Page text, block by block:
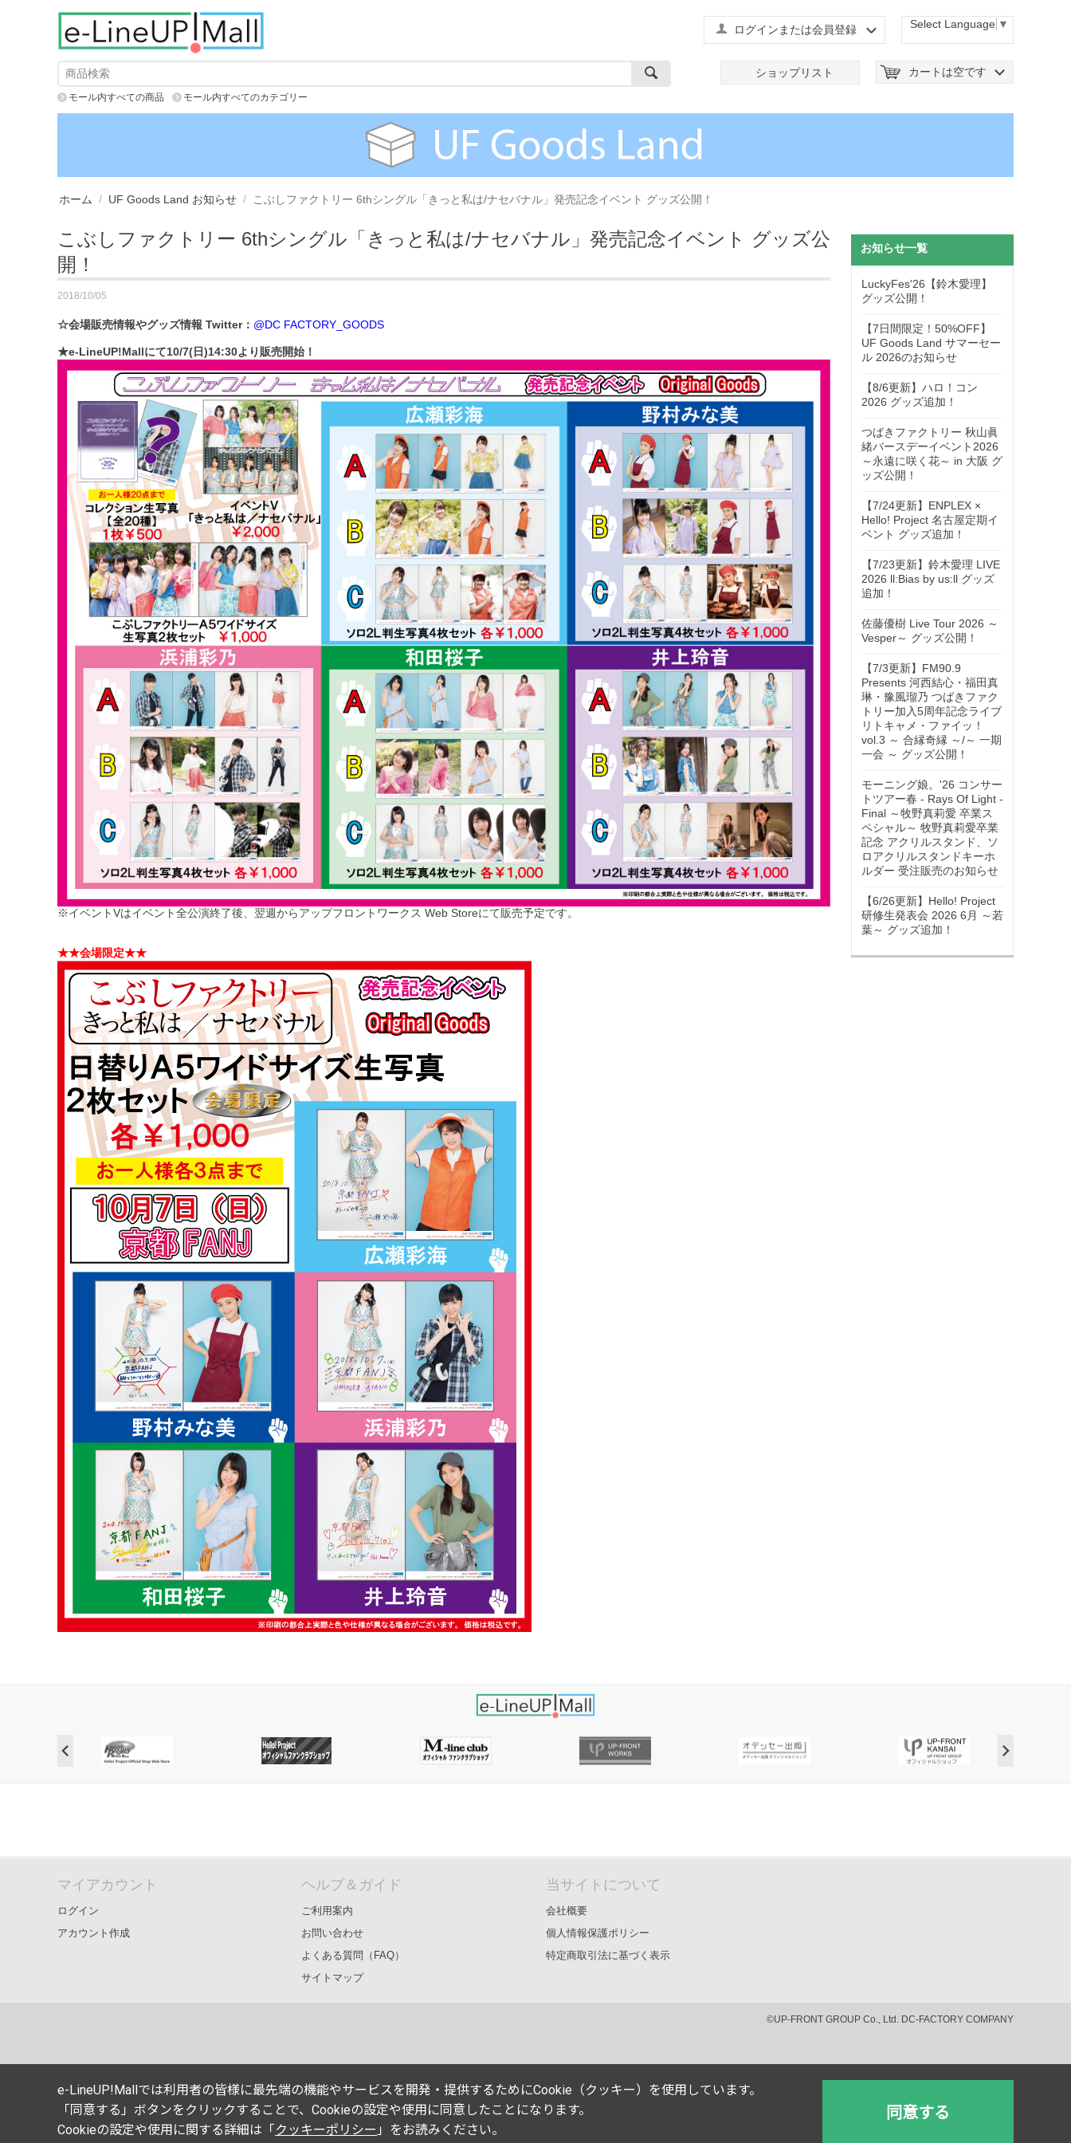
Select Language ▼
ログインまたは会員登録
カートは空です
ショップリスト
モール内すべての商品 モール内すべてのカテゴリー
ホーム / UF Goods Land お知らせ / こぶしファクトリー 6thシングル「きっと私は/ナセバナル」発売記念イベント グッズ公開！
こぶしファクトリー 6thシングル「きっと私は/ナセバナル」発売記念イベント グッズ公
開！
2018/10/05
☆会場販売情報やグッズ情報 Twitter： @DC FACTORY_GOODS
★e-LineUP!Mallにて10/7(日)14:30より販売開始！
※イベントVはイベント全公演終了後、翌週からアップフロントワークス Web Storeにて販売予定です。
★★会場限定★★
お知らせ一覧
LuckyFes'26【鈴木愛理】
グッズ公開！
【7日間限定！50%OFF】
UF Goods Land サマーセー
ル 2026のお知らせ
【8/6更新】ハロ！コン
2026 グッズ追加！
つばきファクトリー 秋山眞
緒バースデーイベント2026
～永遠に咲く花～ in 大阪 グ
ッズ公開！
【7/24更新】ENPLEX ×
Hello! Project 名古屋定期イ
ベント グッズ追加！
【7/23更新】鈴木愛理 LIVE
2026 ll:Bias by us:ll グッズ
追加！
佐藤優樹 Live Tour 2026 ～
Vesper～ グッズ公開！
【7/3更新】FM90.9
Presents 河西結心・福田真
琳・豫風瑠乃 つばきファク
トリー加入5周年記念ライブ
リトキャメ・ファイッ！
vol.3 ～ 合縁奇縁 ～/～ 一期
一会 ～ グッズ公開！
モーニング娘。'26 コンサー
トツアー春 - Rays Of Light -
Final ～牧野真莉愛 卒業ス
ペシャル～ 牧野真莉愛卒業
記念 アクリルスタンド、ソ
ロアクリルスタンドキーホ
ルダー 受注販売のお知らせ
【6/26更新】Hello! Project
研修生発表会 2026 6月 ～若
葉～ グッズ追加！
マイアカウント
ログイン
アカウント作成
ヘルプ＆ガイド
ご利用案内
お問い合わせ
よくある質問（FAQ）
サイトマップ
当サイトについて
会社概要
個人情報保護ポリシー
特定商取引法に基づく表示
©UP-FRONT GROUP Co., Ltd. DC-FACTORY COMPANY
e-LineUP!Mallでは利用者の皆様に最先端の機能やサービスを開発・提供するためにCookie（クッキー）を使用しています。
「同意する」ボタンをクリックすることで、Cookieの設定や使用に同意したことになります。
Cookieの設定や使用に関する詳細は「クッキーポリシー 」をお読みください。
同意する